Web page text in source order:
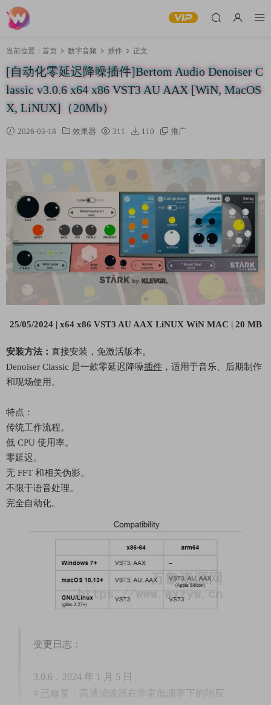
当前位置： 首页 数字音频 插件 正文
[自动化零延迟降噪插件]Bertom Audio Denoiser C
lassic v3.0.6 x64 x86 VST3 AU AAX [WiN, MacOS
X, LiNUX]（20Mb）
2026-03-18 效果器 311 110 推广
25/05/2024 | x64 x86 VST3 AU AAX LiNUX WiN MAC | 20 MB
安装方法： 直接安装，免激活版本。
Denoiser Classic 是一款零延迟降噪插件 ，适用于音乐、后期制作
和现场使用。
特点：
传统工作流程。
低 CPU 使用率。
零延迟。
无 FFT 和相关伪影。
不限于语音处理。
完全自动化。
变更日志：
3.0.6，2024 年 1 月 5 日
# 已修复：高通滤波器在非常低频率下的响应